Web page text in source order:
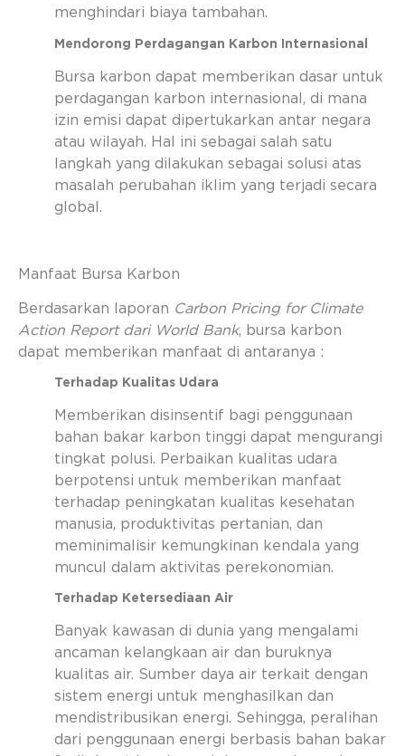
menghindari biaya tambahan.
Mendorong Perdagangan Karbon Internasional
Bursa karbon dapat memberikan dasar untuk
perdagangan karbon internasional, di mana
izin emisi dapat dipertukarkan antar negara
atau wilayah. Hal ini sebagai salah satu
langkah yang dilakukan sebagai solusi atas
masalah perubahan iklim yang terjadi secara
global.
Manfaat Bursa Karbon
Berdasarkan laporan Carbon Pricing for Climate
Action Report dari World Bank, bursa karbon
dapat memberikan manfaat di antaranya :
Terhadap Kualitas Udara
Memberikan disinsentif bagi penggunaan
bahan bakar karbon tinggi dapat mengurangi
tingkat polusi. Perbaikan kualitas udara
berpotensi untuk memberikan manfaat
terhadap peningkatan kualitas kesehatan
manusia, produktivitas pertanian, dan
meminimalisir kemungkinan kendala yang
muncul dalam aktivitas perekonomian.
Terhadap Ketersediaan Air
Banyak kawasan di dunia yang mengalami
ancaman kelangkaan air dan buruknya
kualitas air. Sumber daya air terkait dengan
sistem energi untuk menghasilkan dan
mendistribusikan energi. Sehingga, peralihan
dari penggunaan energi berbasis bahan bakar